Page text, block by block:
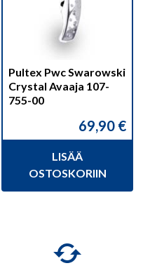
Pultex Pwc Swarowski
Crystal Avaaja 107-
755-00
69,90 €
LISÄÄ
OSTOSKORIIN